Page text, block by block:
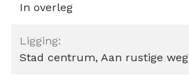
In overleg
Ligging:
Stad centrum, Aan rustige weg